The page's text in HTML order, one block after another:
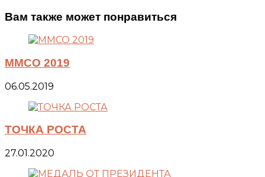
Вам также может понравиться
ММСО 2019
06.05.2019
ТОЧКА РОСТА
27.01.2020